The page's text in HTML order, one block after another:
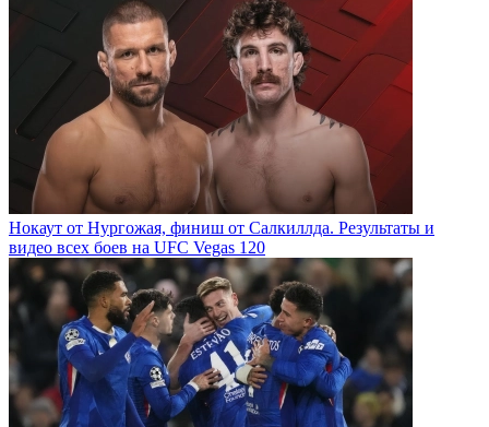
Нокаут от Нургожая, финиш от Салкиллда. Результаты и
видео всех боев на UFC Vegas 120